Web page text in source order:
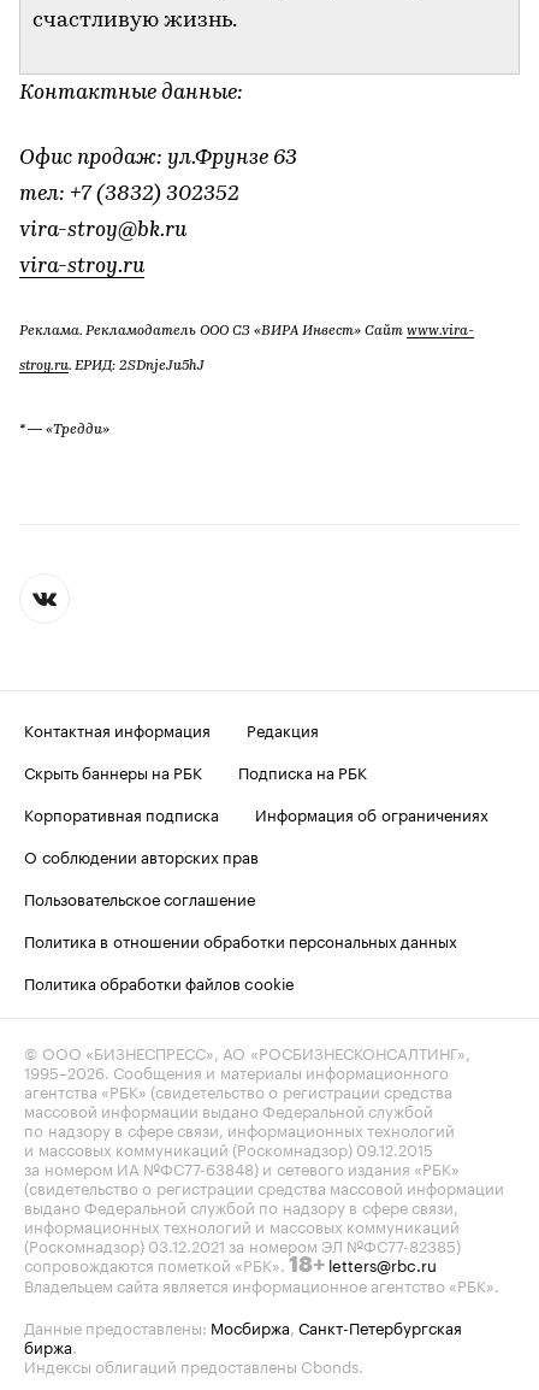
счастливую жизнь.
Контактные данные:
Офис продаж: ул.Фрунзе 63
тел: +7 (3832) 302352
vira-stroy@bk.ru
vira-stroy.ru
Реклама. Рекламодатель ООО СЗ «ВИРА Инвест» Сайт www.vira-
stroy.ru. ЕРИД: 2SDnjeJu5hJ
* — «Тредди»
Контактная информация
Редакция
Скрыть баннеры на РБК
Подписка на РБК
Корпоративная подписка
Информация об ограничениях
О соблюдении авторских прав
Пользовательское соглашение
Политика в отношении обработки персональных данных
Политика обработки файлов cookie
© ООО «БИЗНЕСПРЕСС», АО «РОСБИЗНЕСКОНСАЛТИНГ»,
1995–2026 . Сообщения и материалы информационного
агентства «РБК» (свидетельство о регистрации средства
массовой информации выдано Федеральной службой
по надзору в сфере связи, информационных технологий
и массовых коммуникаций (Роскомнадзор) 09.12.2015
за номером ИА №ФС77-63848) и сетевого издания «РБК»
(свидетельство о регистрации средства массовой информации
выдано Федеральной службой по надзору в сфере связи,
информационных технологий и массовых коммуникаций
(Роскомнадзор) 03.12.2021 за номером ЭЛ №ФС77-82385)
сопровождаются пометкой «РБК». 18+ letters@rbc.ru
Владельцем сайта является информационное агентство «РБК».
Данные предоставлены: Мосбиржа Санкт-Петербургская
биржа
Индексы облигаций предоставлены Cbonds.